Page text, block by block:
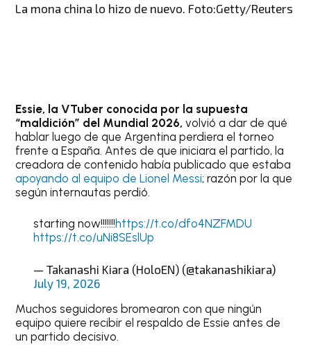
La mona china lo hizo de nuevo. Foto:Getty/Reuters
Essie, la VTuber conocida por la supuesta
“maldición” del Mundial 2026, volvió a dar de qué
hablar luego de que Argentina perdiera el torneo
frente a España. Antes de que iniciara el partido, la
creadora de contenido había publicado que estaba
apoyando al equipo de Lionel Messi; razón por la que
según internautas perdió.
starting now!!!!!!!https://t.co/dfo4NZFMDU
https://t.co/uNi8SEslUp
— Takanashi Kiara (HoloEN) (@takanashikiara)
July 19, 2026
Muchos seguidores bromearon con que ningún
equipo quiere recibir el respaldo de Essie antes de
un partido decisivo.